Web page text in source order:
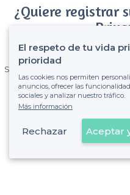
¿Quiere registrar
Gane muchos clientes entre
Sin comisiones y sin
de
Registrar mi
Ya
El respeto de tu vida
prioridad
Las cookies nos permiten
anuncios, ofrecer las
sociales y analizar nuestro tráfico.
Más información
Rechazar Aceptar